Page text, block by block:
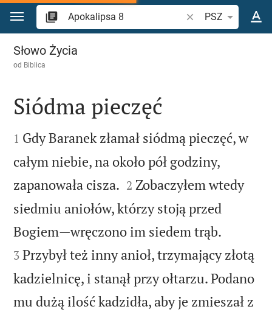
Przejdź do treści
Szukaj wersetu lub
PSZ
Apokalipsa 8
Słowo Życia
od Biblica

Siódma pieczęć

1 Gdy Baranek złamał siódmą pieczęć, w
całym niebie, na około pół godziny,
zapanowała cisza. 

2 Zobaczyłem wtedy
siedmiu aniołów, którzy stoją przed
Bogiem—wręczono im siedem trąb.
3 Przybył też inny anioł, trzymający złotą
kadzielnicę, i stanął przy ołtarzu. Podano
mu dużą ilość kadzidła, aby je zmieszał z